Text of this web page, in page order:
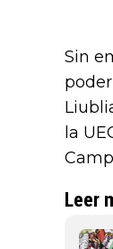
Sin
la
Leer